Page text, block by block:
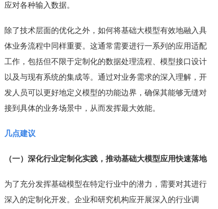
应对各种输入数据。
除了技术层面的优化之外，如何将基础大模型有效地融入具
体业务流程中同样重要。这通常需要进行一系列的应用适配
工作，包括但不限于定制化的数据处理流程、模型接口设计
以及与现有系统的集成等。通过对业务需求的深入理解，开
发人员可以更好地定义模型的功能边界，确保其能够无缝对
接到具体的业务场景中，从而发挥最大效能。
几点建议
（一）深化行业定制化实践，推动基础大模型应用快速落地
为了充分发挥基础模型在特定行业中的潜力，需要对其进行
深入的定制化开发。企业和研究机构应开展深入的行业调